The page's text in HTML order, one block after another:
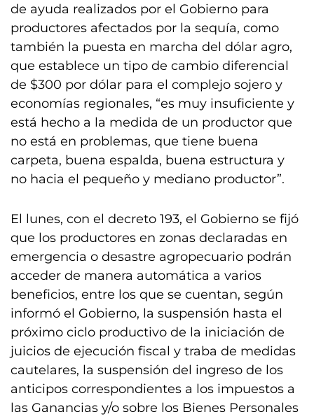
de ayuda realizados por el Gobierno para
productores afectados por la sequía, como
también la puesta en marcha del dólar agro,
que establece un tipo de cambio diferencial
de $300 por dólar para el complejo sojero y
economías regionales, “es muy insuficiente y
está hecho a la medida de un productor que
no está en problemas, que tiene buena
carpeta, buena espalda, buena estructura y
no hacia el pequeño y mediano productor”.
El lunes, con el decreto 193, el Gobierno se fijó
que los productores en zonas declaradas en
emergencia o desastre agropecuario podrán
acceder de manera automática a varios
beneficios, entre los que se cuentan, según
informó el Gobierno, la suspensión hasta el
próximo ciclo productivo de la iniciación de
juicios de ejecución fiscal y traba de medidas
cautelares, la suspensión del ingreso de los
anticipos correspondientes a los impuestos a
las Ganancias y/o sobre los Bienes Personales